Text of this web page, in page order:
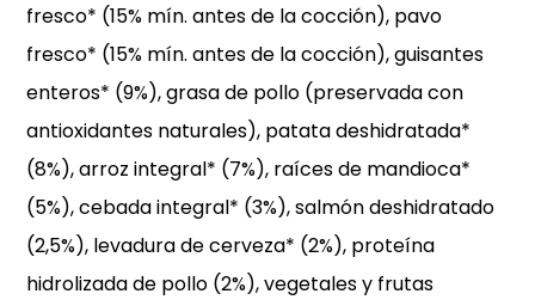
fresco* (15% mín. antes de la cocción), pavo
fresco* (15% mín. antes de la cocción), guisantes
enteros* (9%), grasa de pollo (preservada con
antioxidantes naturales), patata deshidratada*
(8%), arroz integral* (7%), raíces de mandioca*
(5%), cebada integral* (3%), salmón deshidratado
(2,5%), levadura de cerveza* (2%), proteína
hidrolizada de pollo (2%), vegetales y frutas